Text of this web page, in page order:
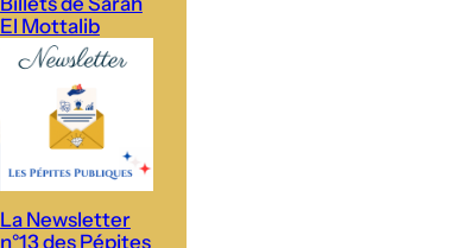
El Mottalib
La Newsletter
n°13 des Pépites